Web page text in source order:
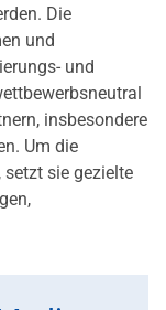
Die
und
und
insbesondere
Um die
sie gezielte